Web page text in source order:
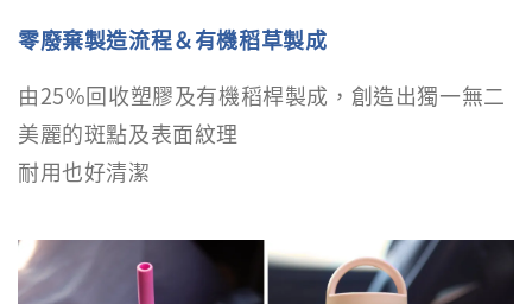
零廢棄製造流程＆有機稻草製成
由25%回收塑膠及有機稻桿製成，創造出獨一無二
美麗的斑點及表面紋理
耐用也好清潔